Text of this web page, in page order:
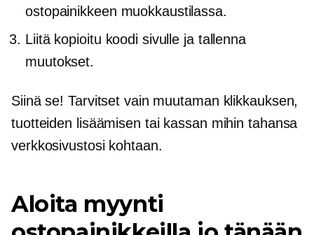
ostopainikkeen muokkaustilassa.
Liitä kopioitu koodi sivulle ja tallenna
muutokset.
Siinä se! Tarvitset vain muutaman klikkauksen,
tuotteiden lisäämisen tai kassan mihin tahansa
verkkosivustosi kohtaan.
Aloita myynti